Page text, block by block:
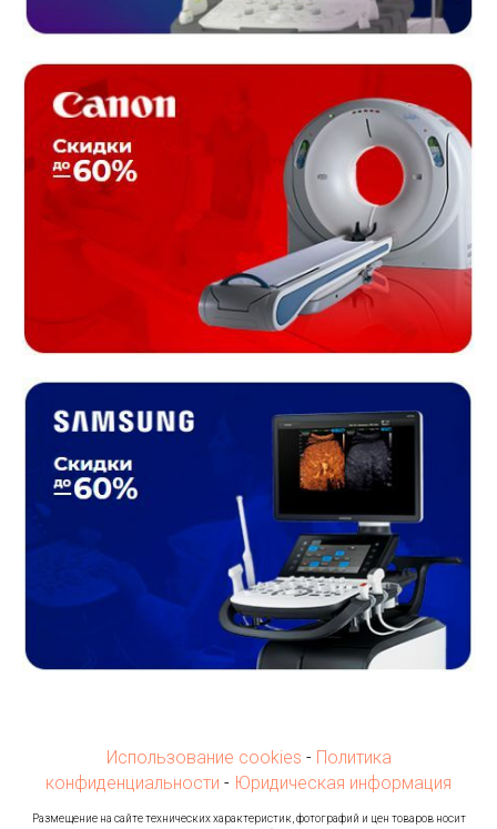
Использование cookies - Политика
конфиденциальности - Юридическая информация
Размещение на сайте технических характеристик, фотографий и цен товаров носит